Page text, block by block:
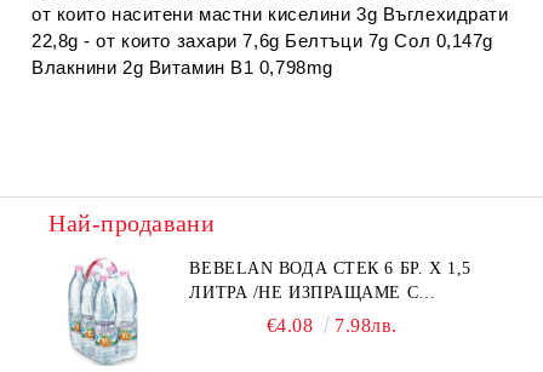
от които наситени мастни киселини 3g Въглехидрати
22,8g - от които захари 7,6g Белтъци 7g Сол 0,147g
Влакнини 2g Витамин В1 0,798mg
Най-продавани
BEBELAN ВОДА СТЕК 6 БР. Х 1,5
ЛИТРА /НЕ ИЗПРАЩАМЕ С
€4.08 7.98лв.